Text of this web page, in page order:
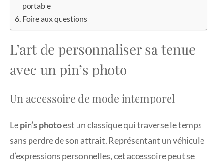
portable
Foire aux questions
L’art de personnaliser sa tenue
avec un pin’s photo
Un accessoire de mode intemporel
Lepin’s photoest un classique qui traverse le temps
sans perdre de son attrait. Représentant un véhicule
d’expressions personnelles, cet accessoire peut se